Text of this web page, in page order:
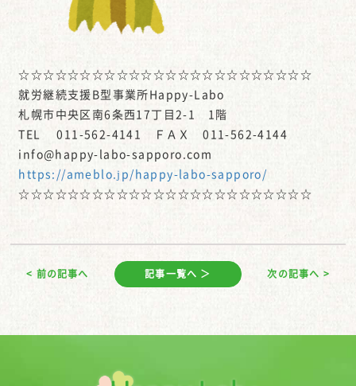
☆☆☆☆☆☆☆☆☆☆☆☆☆☆☆☆☆☆☆☆☆☆☆☆
就労継続支援B型事業所Happy-Labo
札幌市中央区南6条西17丁目2-1 1階
TEL 011-562-4141 ＦＡＸ 011-562-4144
info@happy-labo-sapporo.com
https://ameblo.jp/happy-labo-sapporo/
☆☆☆☆☆☆☆☆☆☆☆☆☆☆☆☆☆☆☆☆☆☆☆☆
< 前の記事へ 記事一覧へ ＞ 次の記事へ >